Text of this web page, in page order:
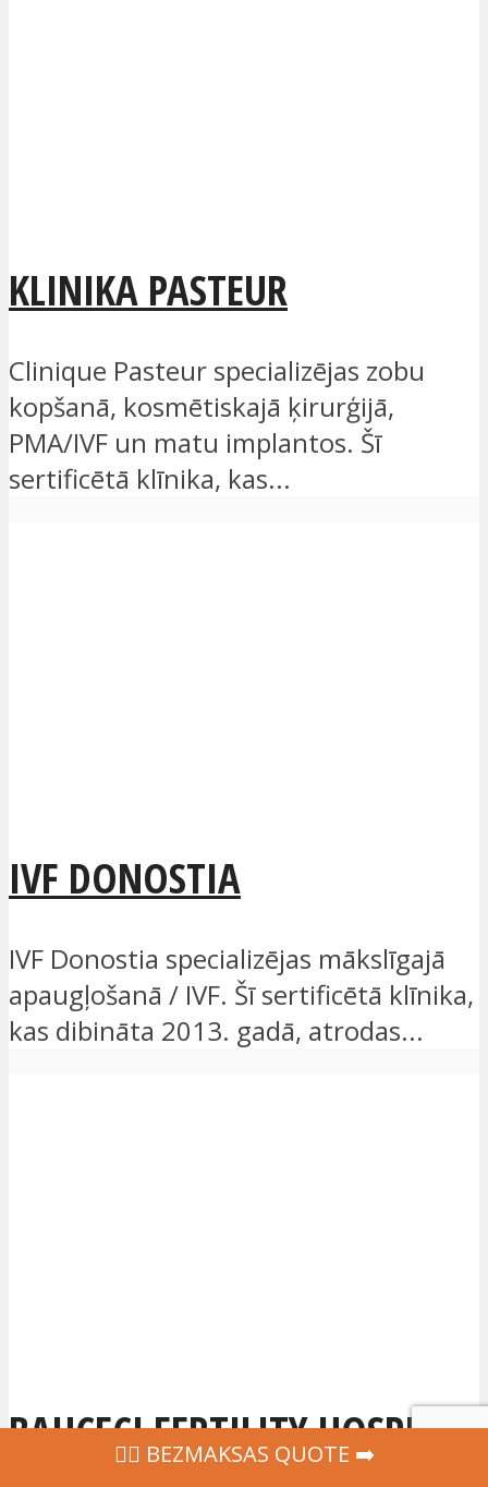
KLINIKA PASTEUR
Clinique Pasteur specializējas zobu
kopšanā, kosmētiskajā ķirurģijā,
PMA/IVF un matu implantos. Šī
sertificētā klīnika, kas...
IVF DONOSTIA
IVF Donostia specializējas mākslīgajā
apaugļošanā / IVF. Šī sertificētā klīnika,
kas dibināta 2013. gadā, atrodas...
BAHCECI FERTILITY HOSPITAL
‍👩‍⚕ BEZMAKSAS QUOTE ➡️